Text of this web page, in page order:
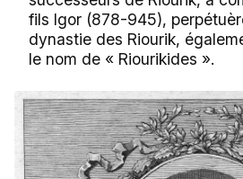
fils Igor (878-945),
dynastie des Riourik,
le nom de « Riourikides ».